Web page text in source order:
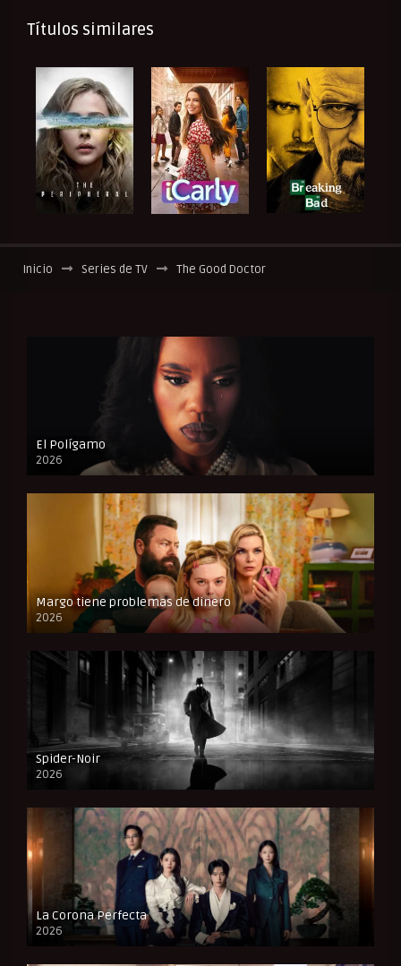
Títulos similares
Inicio Series de TV The Good Doctor
El Polígamo
2026
Margo tiene problemas de dinero
2026
Spider-Noir
2026
La Corona Perfecta
2026